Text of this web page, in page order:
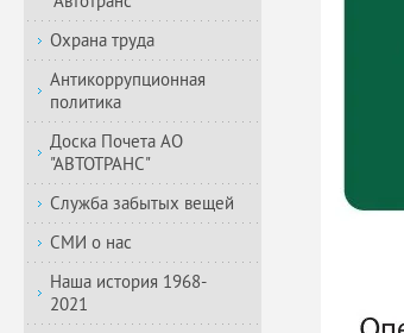
Охрана труда
Антикоррупционная
политика
Доска Почета АО
"АВТОТРАНС"
Служба забытых вещей
СМИ о нас
Наша история 1968-
2021